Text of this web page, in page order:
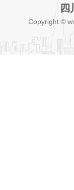
Copyright ©